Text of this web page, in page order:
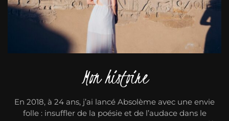
Mon histoire
En 2018, à 24 ans, j’ai lancé Absolème avec une envie
folle : insuffler de la poésie et de l’audace dans le